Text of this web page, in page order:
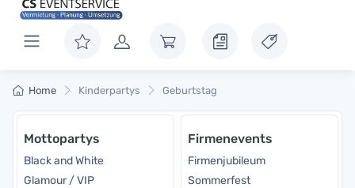
Home Kinderpartys Geburtstag
Mottopartys
Black and White
Glamour / VIP
Firmenevents
Firmenjubileum
Sommerfest